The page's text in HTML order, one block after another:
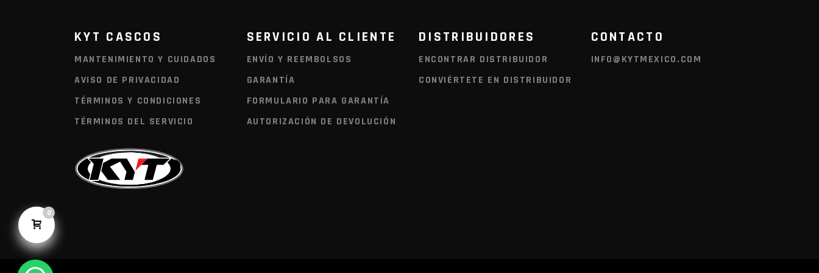
KYT CASCOS
MANTENIMIENTO Y CUIDADOS
AVISO DE PRIVACIDAD
TÉRMINOS Y CONDICIONES
TÉRMINOS DEL SERVICIO
SERVICIO AL CLIENTE
ENVÍO Y REEMBOLSOS
GARANTÍA
FORMULARIO PARA GARANTÍA
AUTORIZACIÓN DE DEVOLUCIÓN
DISTRIBUIDORES
ENCONTRAR DISTRIBUIDOR
CONVIÉRTETE EN DISTRIBUIDOR
CONTACTO
INFO@KYTMEXICO.COM
0